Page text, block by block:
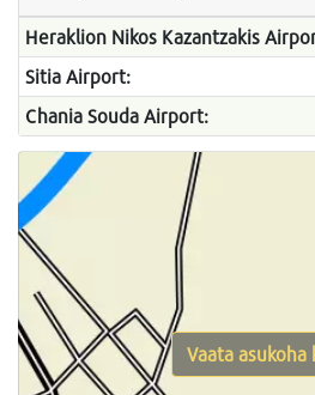
Heraklion Nikos Kazantzakis
Sitia Airport:
Chania Souda Airport:
Vaata asukoha